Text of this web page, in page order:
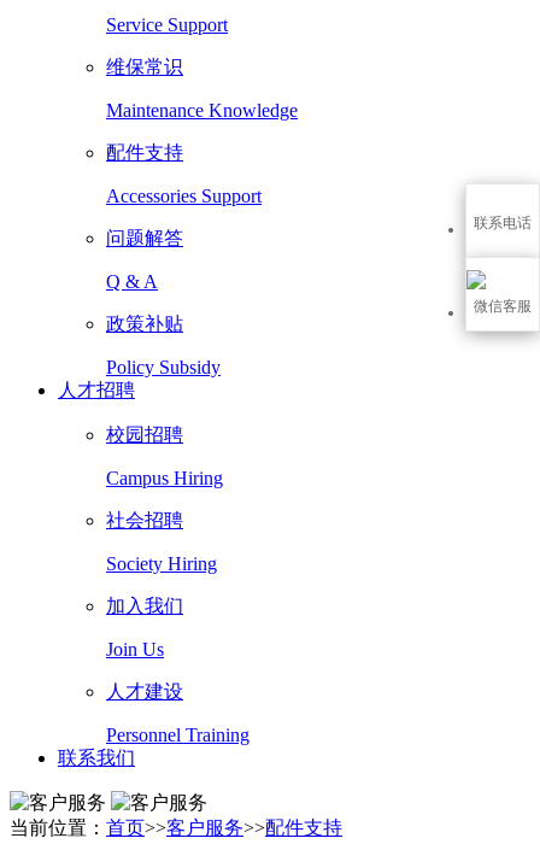
Service Support
维保常识
Maintenance Knowledge
配件支持
Accessories Support
问题解答
Q & A
政策补贴
Policy Subsidy
人才招聘
校园招聘
Campus Hiring
社会招聘
Society Hiring
加入我们
Join Us
人才建设
Personnel Training
联系我们
当前位置： 首页>>客户服务>>配件支持
联系电话
微信客服